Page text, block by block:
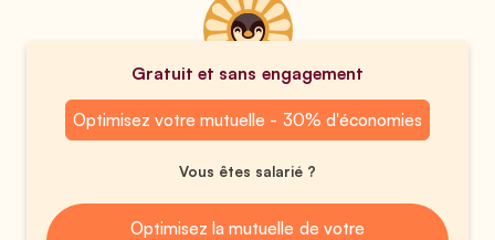
Gratuit et sans engagement
Optimisez votre mutuelle - 30% d'économies
Vous êtes salarié ?
Optimisez la mutuelle de votre